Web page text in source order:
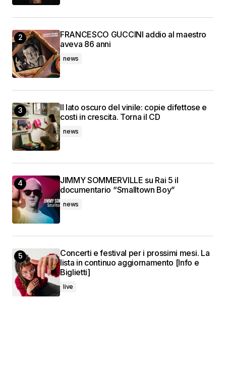
FRANCESCO GUCCINI addio al maestro
aveva 86 anni
news
Il lato oscuro del vinile: copie difettose e
costi in crescita. Torna il CD
news
JIMMY SOMMERVILLE su Rai 5 il
documentario “Smalltown Boy”
news
Concerti e festival per i prossimi mesi. La
lista in continuo aggiornamento [Info e
Biglietti]
live